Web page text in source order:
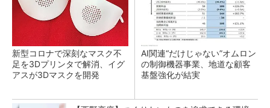
新型コロナで深刻なマスク不
足を3Dプリンタで解消、イグ
アスが3Dマスクを開発
AI関連“だけじゃない”オムロン
の制御機器事業、地道な顧客
基盤強化が結実